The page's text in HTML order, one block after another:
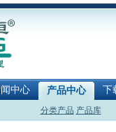
中心 产品中心 下
分类产品 产品库